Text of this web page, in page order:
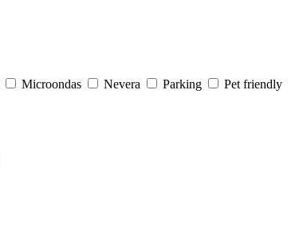
Microondas Nevera Parking
Pet friendly